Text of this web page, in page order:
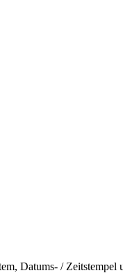
Datums- /